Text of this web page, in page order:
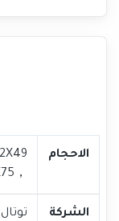
الاحجام
，4X75 مم，5X86 مم,6X93 مم，8X117 مم
الشركة
توتال